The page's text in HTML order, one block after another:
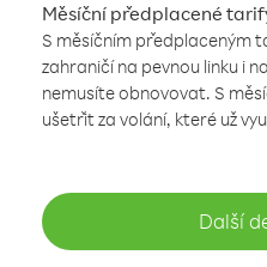
Měsíční předplacené
S měsíčním předplaceným
zahraničí na pevnou linku i
nemusíte obnovovat. S
ušetřit za volání, které už
Další